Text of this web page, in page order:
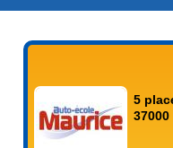
5
37000